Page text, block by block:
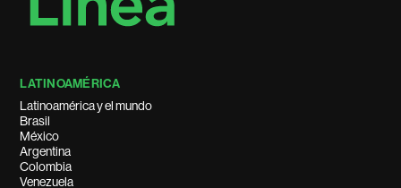
LATINOAMÉRICA
Latinoamérica y el mundo
Brasil
México
Argentina
Colombia
Venezuela